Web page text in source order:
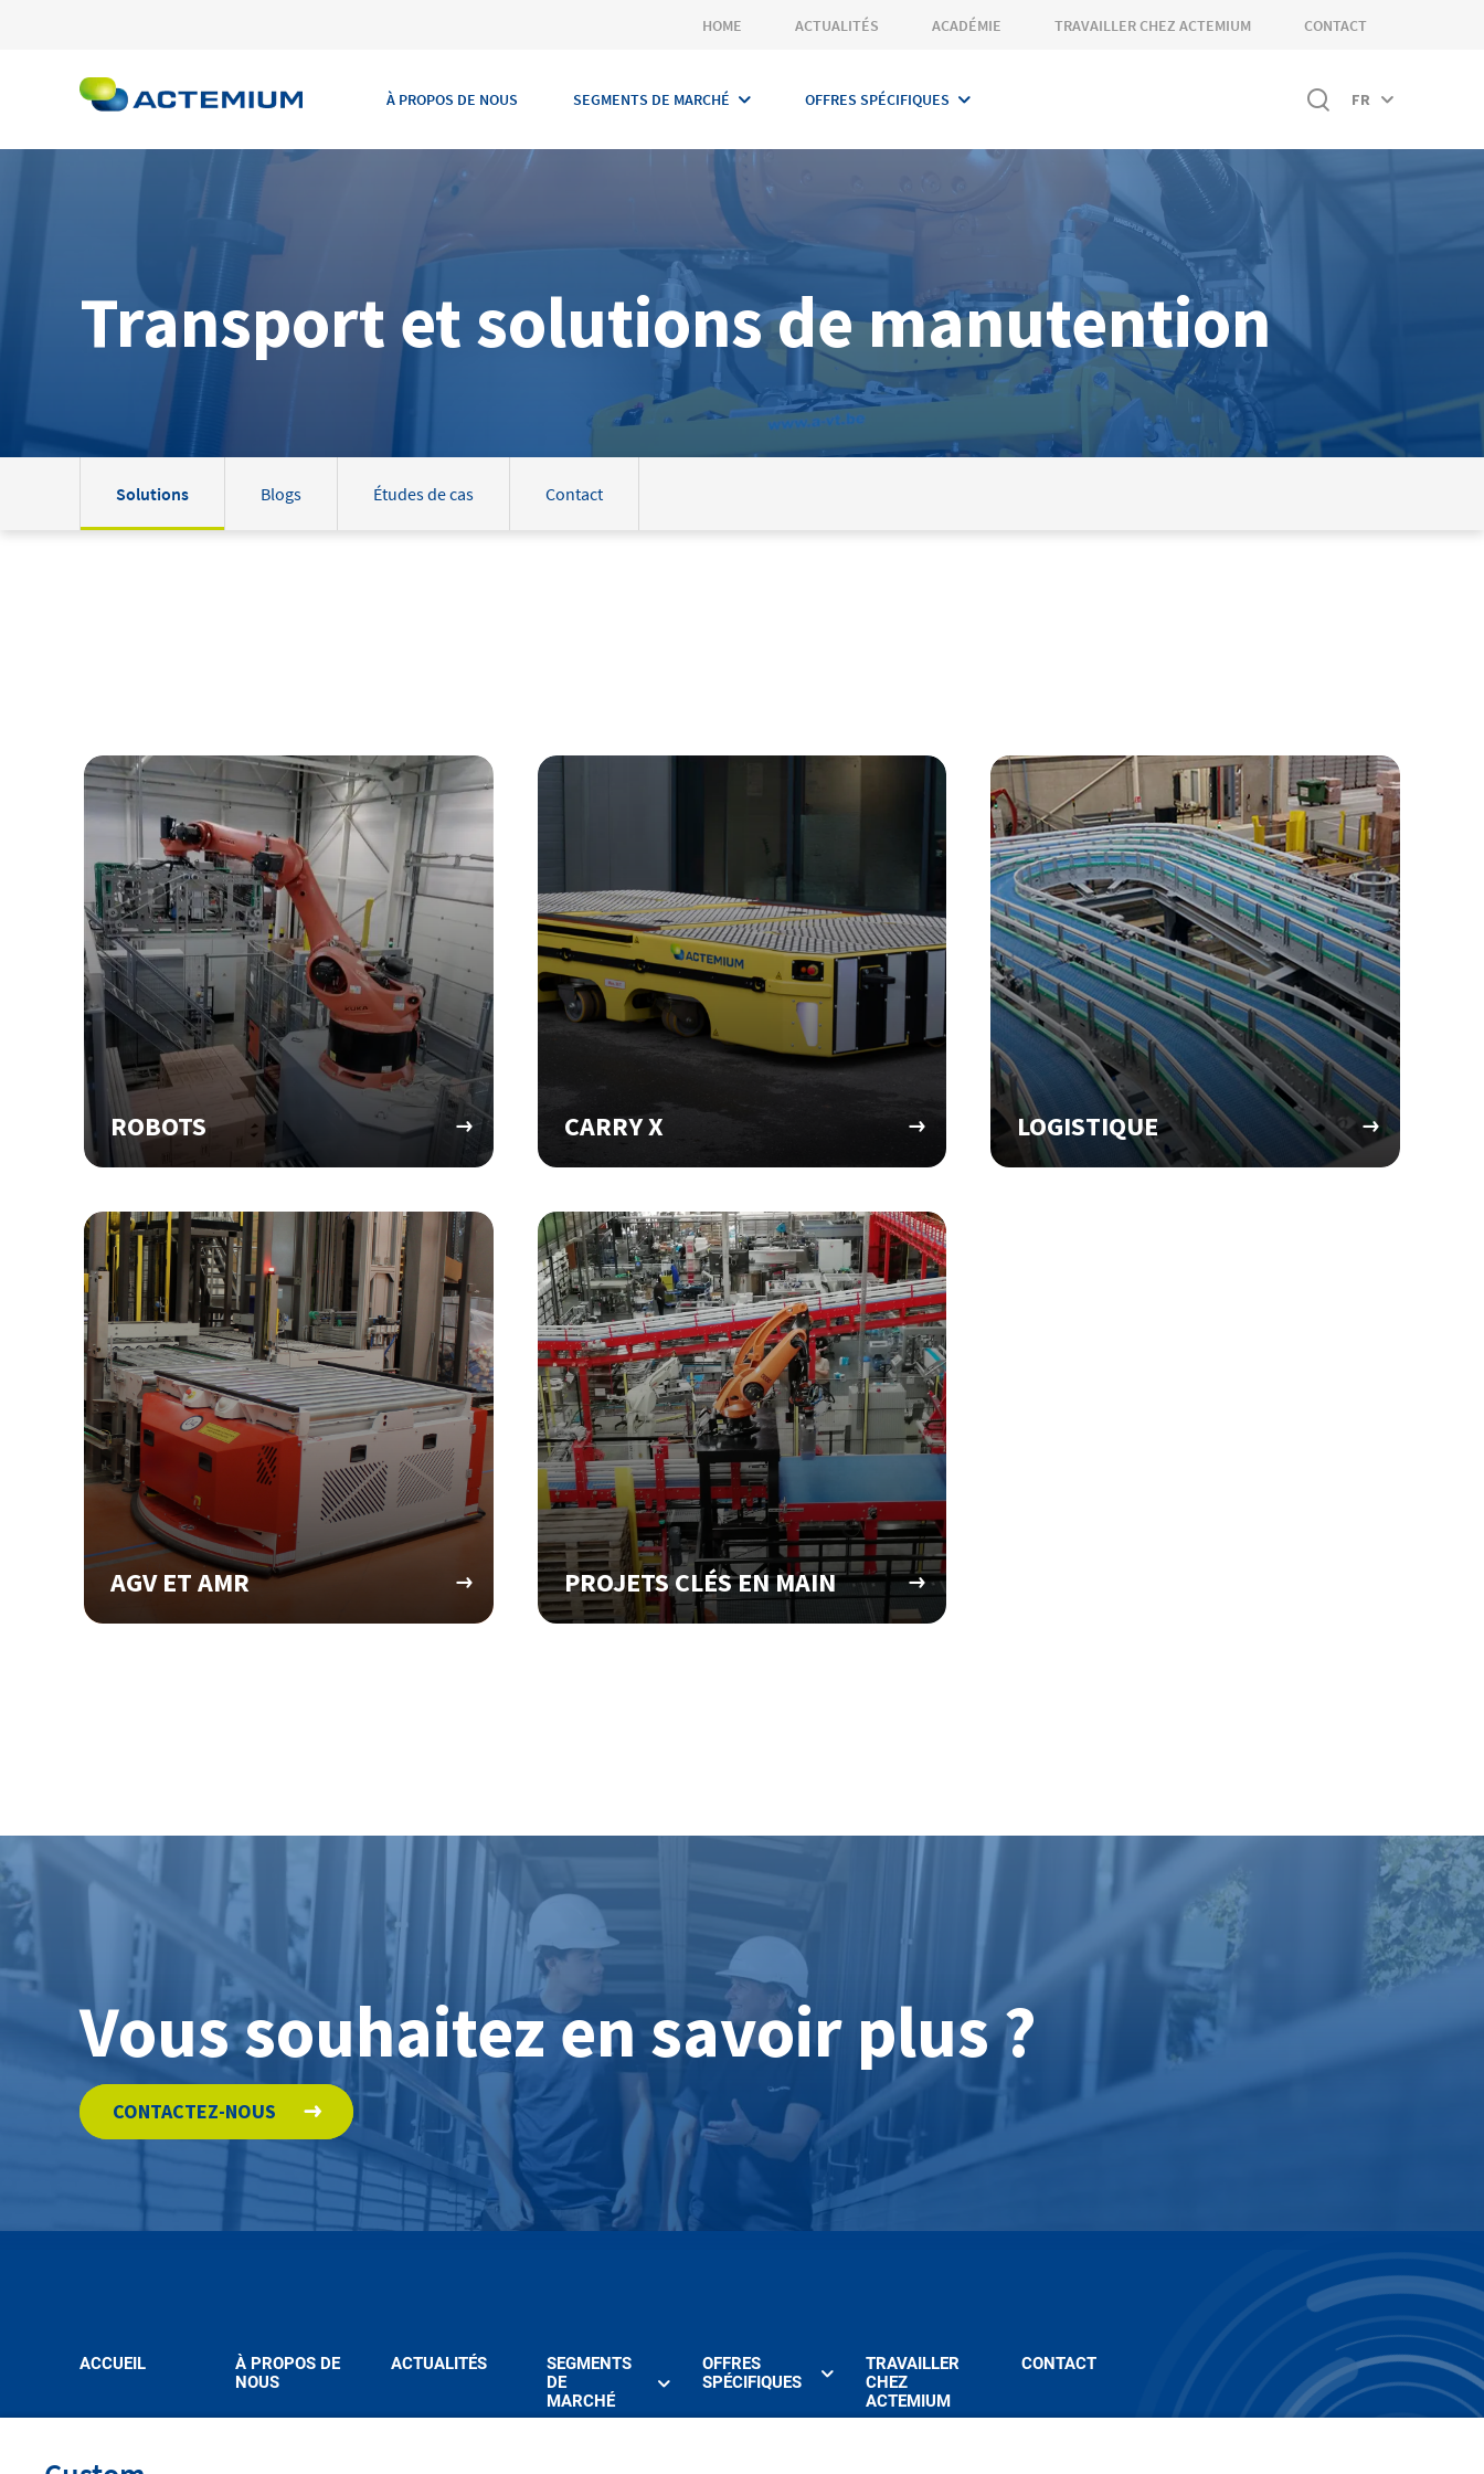
HOME ACTUALITÉS ACADÉMIE TRAVAILLER CHEZ ACTEMIUM CONTACT
À PROPOS DE NOUS SEGMENTS DE MARCHÉ OFFRES SPÉCIFIQUES
for:
FR
Transport et solutions de manutention
Solutions Blogs Études de cas Contact
ROBOTS CARRY X LOGISTIQUE
AGV ET AMR PROJETS CLÉS EN MAIN
Vous souhaitez en savoir plus ?
CONTACTEZ-NOUS
ACCUEIL
À PROPOS DE
NOUS
ACTUALITÉS
SEGMENTS
DE
MARCHÉ
OFFRES
SPÉCIFIQUES
TRAVAILLER
CHEZ
ACTEMIUM
CONTACT